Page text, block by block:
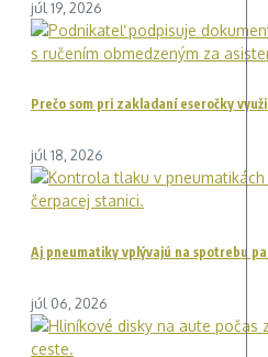
júl 19, 2026
Prečo som pri zakladaní eseročky
júl 18, 2026
Aj pneumatiky vplývajú na spotrebu
júl 06, 2026